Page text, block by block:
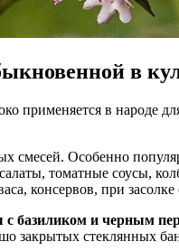
в
применяется в народе
смесей. Особенно
томатные соусы,
консервов, при засолке
базиликом и черным
закрытых стеклянных